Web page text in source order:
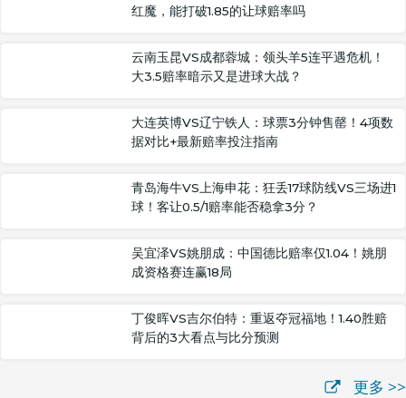
红魔，能打破1.85的让球赔率吗
云南玉昆VS成都蓉城：领头羊5连平遇危机！
大3.5赔率暗示又是进球大战？
大连英博VS辽宁铁人：球票3分钟售罄！4项数
据对比+最新赔率投注指南
青岛海牛VS上海申花：狂丢17球防线VS三场进1
球！客让0.5/1赔率能否稳拿3分？
吴宜泽VS姚朋成：中国德比赔率仅1.04！姚朋
成资格赛连赢18局
丁俊晖VS吉尔伯特：重返夺冠福地！1.40胜赔
背后的3大看点与比分预测
更多 >>